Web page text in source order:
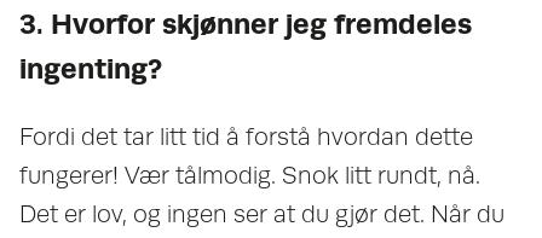
3. Hvorfor skjønner jeg fremdeles
ingenting?
Fordi det tar litt tid å forstå hvordan dette
fungerer! Vær tålmodig. Snok litt rundt, nå.
Det er lov, og ingen ser at du gjør det. Når du